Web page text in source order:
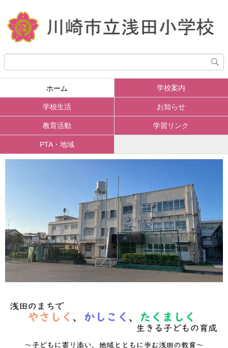
ホーム 学校案内
学校生活 お知らせ
教育活動 学習リンク
PTA・地域